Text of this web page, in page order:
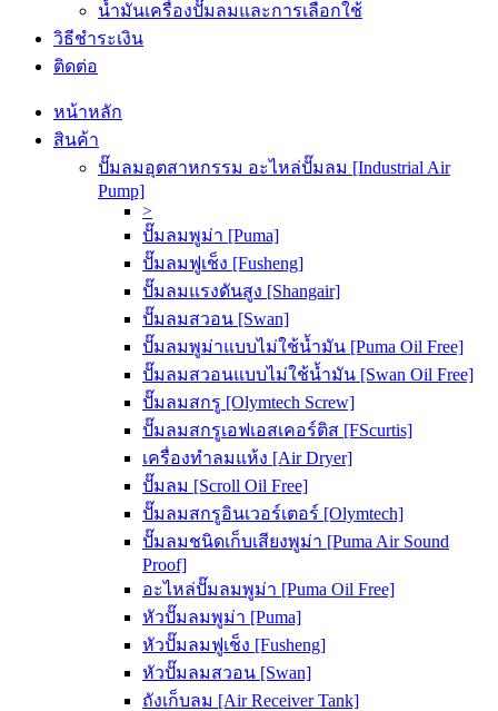
น้ำมันเครื่องปั๊มลมและการเลือกใช้
วิธีชำระเงิน
ติดต่อ
หน้าหลัก
สินค้า
ปั๊มลมอุตสาหกรรม อะไหล่ปั๊มลม [Industrial Air
Pump]
>
ปั๊มลมพูม่า [Puma]
ปั๊มลมฟูเช็ง [Fusheng]
ปั๊มลมแรงดันสูง [Shangair]
ปั๊มลมสวอน [Swan]
ปั๊มลมพูม่าแบบไม่ใช้น้ำมัน [Puma Oil Free]
ปั๊มลมสวอนแบบไม่ใช้น้ำมัน [Swan Oil Free]
ปั๊มลมสกรู [Olymtech Screw]
ปั๊มลมสกรูเอฟเอสเคอร์ติส [FScurtis]
เครื่องทำลมแห้ง [Air Dryer]
ปั๊มลม [Scroll Oil Free]
ปั๊มลมสกรูอินเวอร์เตอร์ [Olymtech]
ปั๊มลมชนิดเก็บเสียงพูม่า [Puma Air Sound
Proof]
อะไหล่ปั๊มลมพูม่า [Puma Oil Free]
หัวปั๊มลมพูม่า [Puma]
หัวปั๊มลมฟูเช็ง [Fusheng]
หัวปั๊มลมสวอน [Swan]
ถังเก็บลม [Air Receiver Tank]